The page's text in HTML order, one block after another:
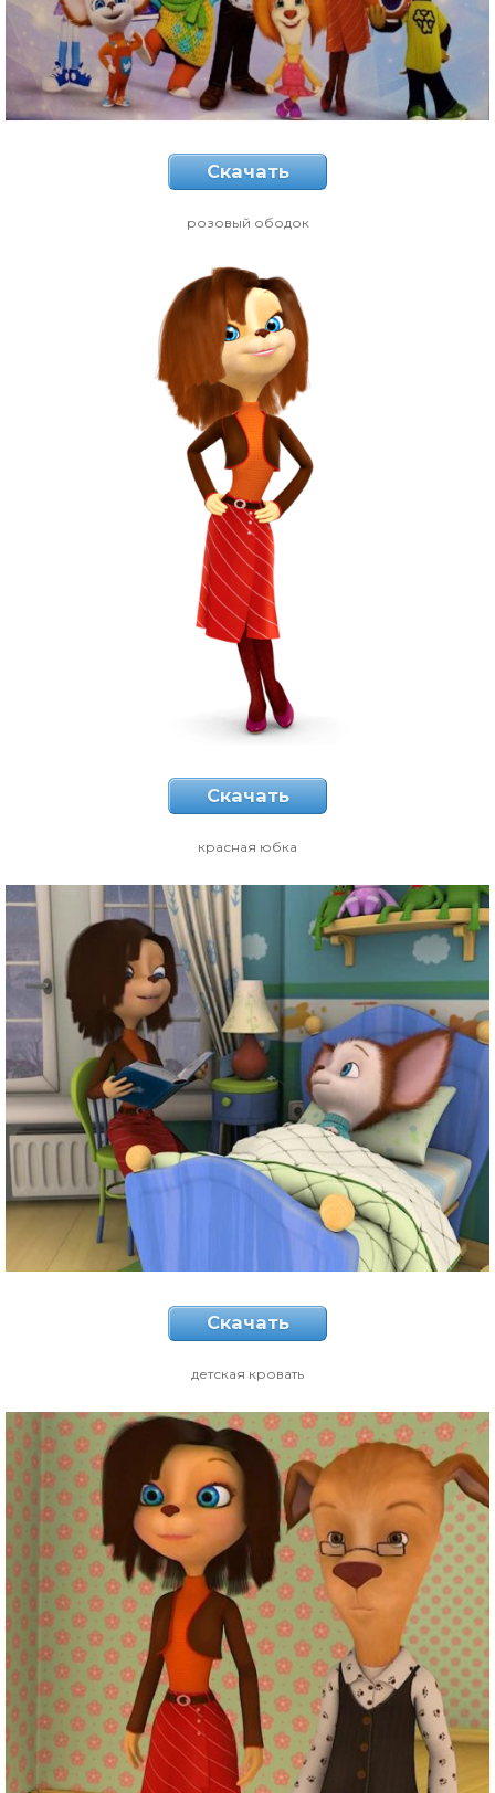
Скачать
розовый ободок
Скачать
красная юбка
Скачать
детская кровать